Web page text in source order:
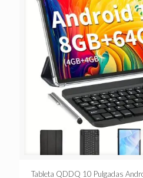
Tableta QDDQ 10 Pulgadas